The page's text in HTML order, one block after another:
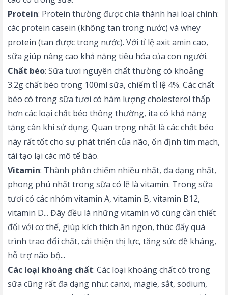
Protein: Protein thường được chia thành hai loại chính:
các protein casein (không tan trong nước) và whey
protein (tan được trong nước). Với tỉ lệ axit amin cao,
sữa giúp nâng cao khả năng tiêu hóa của con người.
Chất béo: Sữa tươi nguyên chất thường có khoảng
3.2g chất béo trong 100ml sữa, chiếm tỉ lệ 4%. Các chất
béo có trong sữa tươi có hàm lượng cholesterol thấp
hơn các loại chất béo thông thường, ita có khả năng
tăng cân khi sử dụng. Quan trọng nhất là các chất béo
này rất tốt cho sự phát triển của não, ổn định tim mạch,
tái tạo lại các mô tế bào.
Vitamin: Thành phần chiếm nhiều nhất, đa dạng nhất,
phong phú nhất trong sữa có lẽ là vitamin. Trong sữa
tươi có các nhóm vitamin A, vitamin B, vitamin B12,
vitamin D... Đây đều là những vitamin vô cùng cần thiết
đối với cơ thể, giúp kích thích ăn ngon, thúc đẩy quá
trình trao đổi chất, cải thiện thị lực, tăng sức đề kháng,
hỗ trợ não bộ...
Các loại khoáng chất: Các loại khoáng chất có trong
sữa cũng rất đa dạng như: canxi, magie, sắt, sodium,